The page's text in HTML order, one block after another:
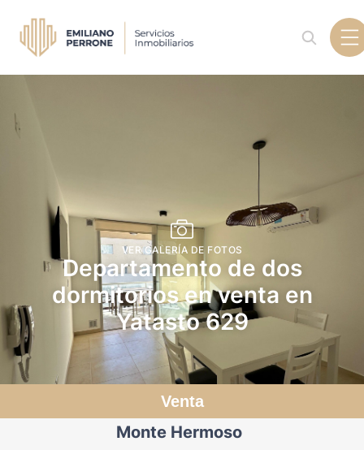
VER GALERÍA DE FOTOS
Departamento de dos
dormitorios en venta en
Yatasto 629
Monte Hermoso
Venta